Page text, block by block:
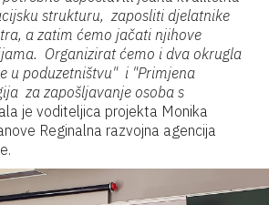
strukturu, zaposliti djelatnike
a zatim ćemo jačati njihove
Organizirat ćemo i dva okrugla
u poduzetništvu" i "Primjena
za zapošljavanje osoba s
je voditeljica projekta Monika
Reginalna razvojna agencija